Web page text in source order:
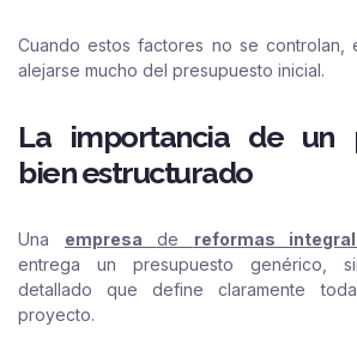
Cuando estos factores no se controlan,
alejarse mucho del presupuesto inicial.
La importancia de un
bien estructurado
Una empresa de reformas
entrega un presupuesto genérico,
detallado que define claramente
proyecto.